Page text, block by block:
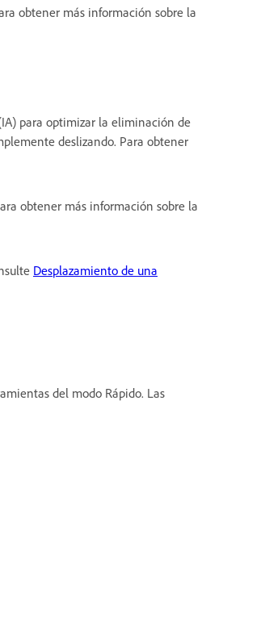
obtener más información sobre la
para optimizar la eliminación de
deslizando. Para obtener
obtener más información sobre la
Desplazamiento de una
del modo Rápido. Las